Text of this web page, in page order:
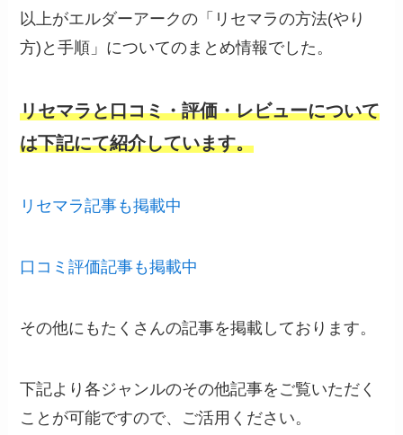
以上がエルダーアークの「リセマラの方法(やり
方)と手順」についてのまとめ情報でした。
リセマラと口コミ・評価・レビューについて
は下記にて紹介しています。
リセマラ記事も掲載中
口コミ評価記事も掲載中
その他にもたくさんの記事を掲載しております。
下記より各ジャンルのその他記事をご覧いただく
ことが可能ですので、ご活用ください。